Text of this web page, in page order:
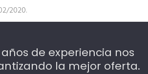
2020.
de experiencia nos
la mejor oferta.